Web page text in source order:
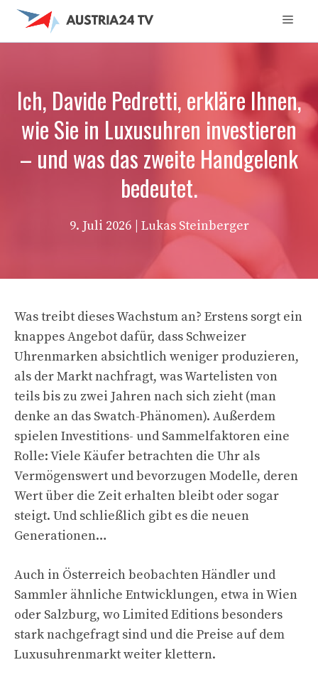
Zum
Inhalt
Ich, Davide Pedretti, erkläre Ihnen,
wie Sie in Luxusuhren investieren
– und was das zweite Handgelenk
bedeutet.
9. Juli 2026 | Lukas Steinberger
Was treibt dieses Wachstum an? Erstens sorgt ein
knappes Angebot dafür, dass Schweizer
Uhrenmarken absichtlich weniger produzieren,
als der Markt nachfragt, was Wartelisten von
teils bis zu zwei Jahren nach sich zieht (man
denke an das Swatch-Phänomen). Außerdem
spielen Investitions- und Sammelfaktoren eine
Rolle: Viele Käufer betrachten die Uhr als
Vermögenswert und bevorzugen Modelle, deren
Wert über die Zeit erhalten bleibt oder sogar
steigt. Und schließlich gibt es die neuen
Generationen…
Auch in Österreich beobachten Händler und
Sammler ähnliche Entwicklungen, etwa in Wien
oder Salzburg, wo Limited Editions besonders
stark nachgefragt sind und die Preise auf dem
Luxusuhrenmarkt weiter klettern.